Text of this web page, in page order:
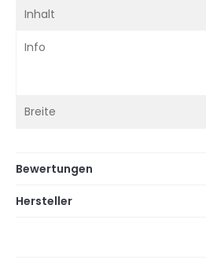
Inhalt
Info
Breite
Bewertungen
Hersteller